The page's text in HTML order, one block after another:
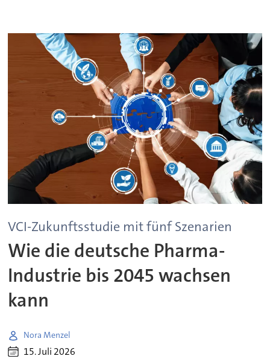
VCI-Zukunftsstudie mit fünf Szenarien
Wie die deutsche Pharma-
Industrie bis 2045 wachsen
kann
Nora Menzel
15. Juli 2026